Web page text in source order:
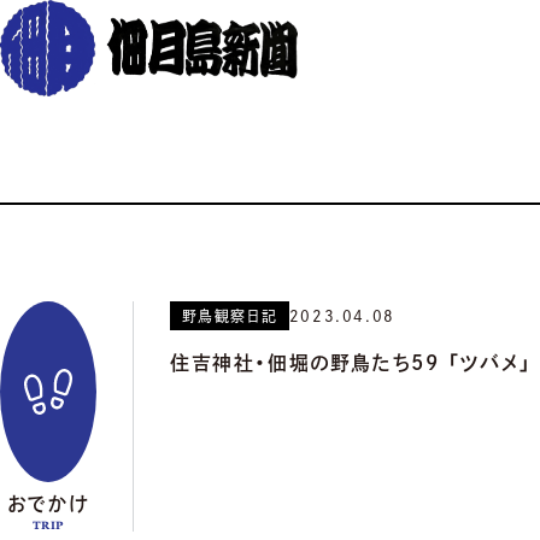
野鳥観察日記 2023.04.08
住吉神社・佃堀の野鳥たち59 「ツバメ」
おでかけ
TRIP